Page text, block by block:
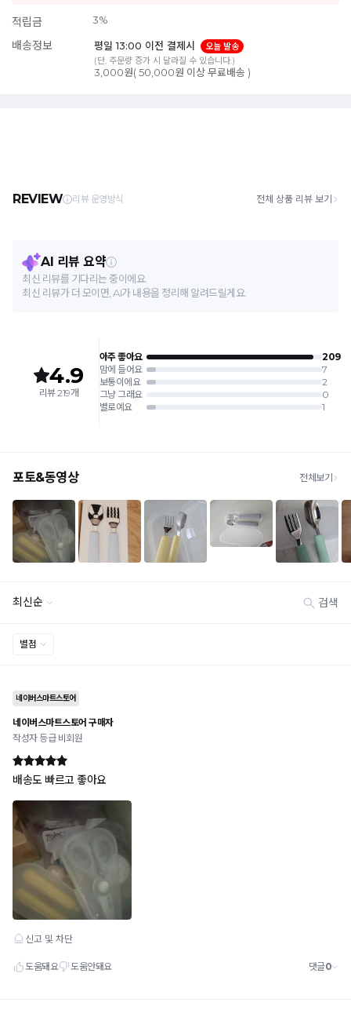
적립금 3%
배송정보 평일 13:00 이전 결제시
오늘 발송
(단, 주문량 증가 시 달라질 수 있습니다.)
3,000원( 50,000원 이상 무료배송 )